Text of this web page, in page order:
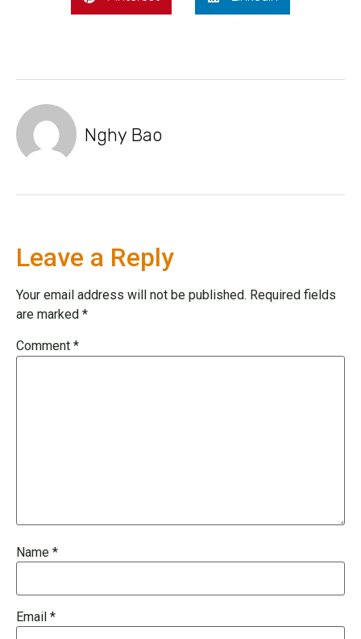
Nghy Bao
Leave a Reply
Your email address will not be published. Required fields
are marked *
Comment *
Name *
Email *